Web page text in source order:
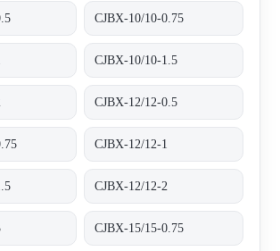
CJBX-10/10-0.75
CJBX-10/10-1.5
CJBX-12/12-0.5
CJBX-12/12-1
CJBX-12/12-2
CJBX-15/15-0.75